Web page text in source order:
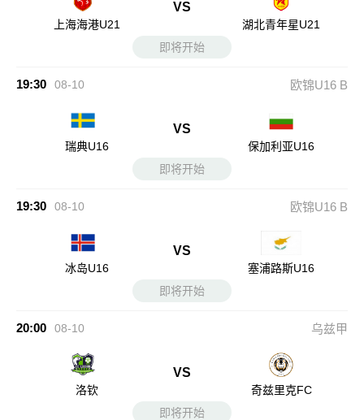
上海海港U21
VS
湖北青年星U21
即将开始
19:30 08-10 欧锦U16 B
瑞典U16
VS
保加利亚U16
即将开始
19:30 08-10 欧锦U16 B
冰岛U16
VS
塞浦路斯U16
即将开始
20:00 08-10 乌兹甲
洛钦
VS
奇兹里克FC
即将开始